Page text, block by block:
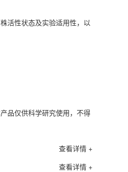
活性状态及实验适用性，以
品仅供科学研究使用，不得
查看详情 +
查看详情 +